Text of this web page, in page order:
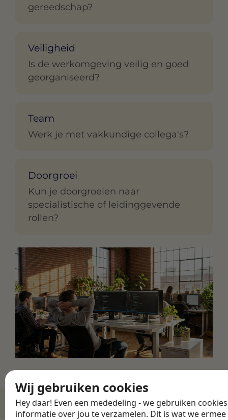
Wij gebruiken cookies
Hey daar! Even een mededeling - we gebruiken
informatie over jou te verzamelen. Dit is wat we ermee
gereedschap?
Veiligheid
Is de werkomgeving veilig en goed
georganiseerd?
Team
Werk je met vakkundige collega's?
Doorgroei
Kun je doorgroeien naar
specialistische of leidinggevende
rollen?